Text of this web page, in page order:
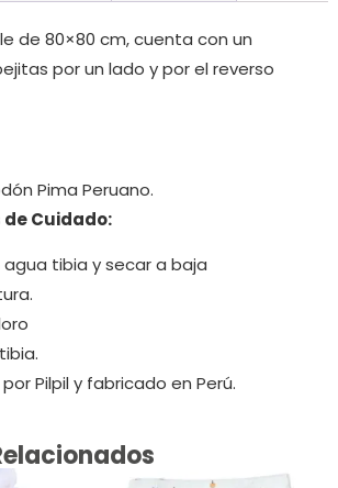
de 80×80 cm, cuenta con un
por un lado y por el reverso
Pima Peruano.
Cuidado:
agua tibia y secar a baja
Pilpil y fabricado en Perú.